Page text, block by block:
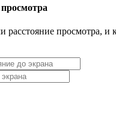
расстояние просмотра,